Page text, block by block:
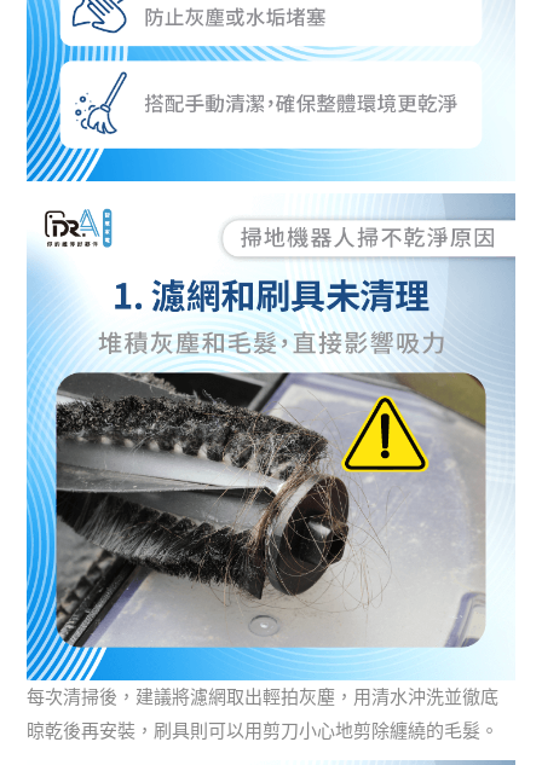
每次清掃後，建議將濾網取出輕拍灰塵，用清水沖洗並徹底
晾乾後再安裝，刷具則可以用剪刀小心地剪除纏繞的毛髮。